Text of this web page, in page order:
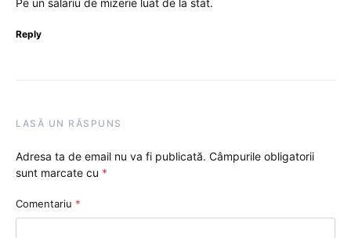
Pe un salariu de mizerie luat de la stat.
Reply
LASĂ UN RĂSPUNS
Adresa ta de email nu va fi publicată. Câmpurile obligatorii
sunt marcate cu *
Comentariu *